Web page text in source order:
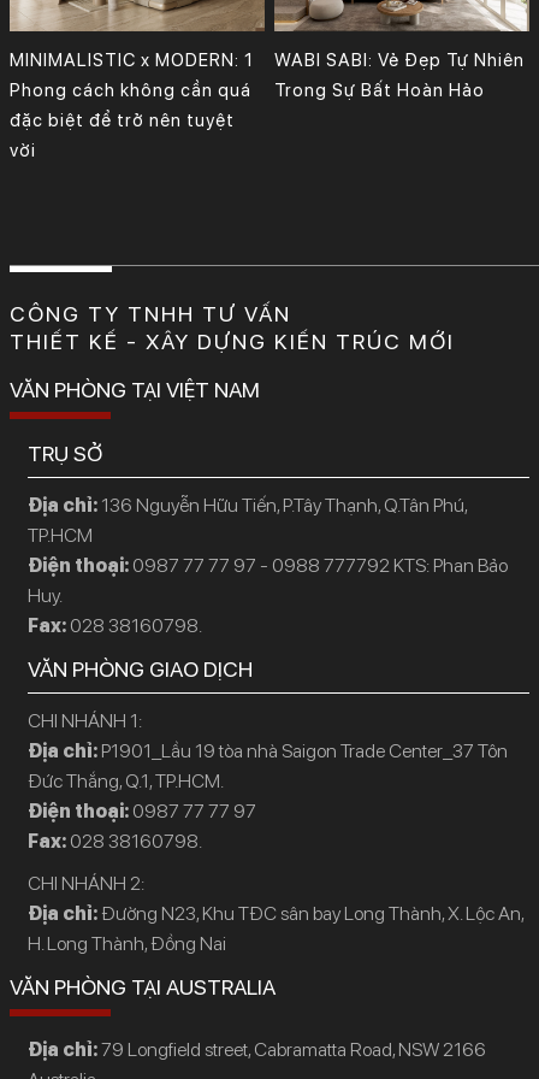
MINIMALISTIC x MODERN: 1
Phong cách không cần quá
đặc biệt để trở nên tuyệt
vời
WABI SABI: Vẻ Đẹp Tự Nhiên
Trong Sự Bất Hoàn Hảo
CÔNG TY TNHH TƯ VẤN
THIẾT KẾ - XÂY DỰNG KIẾN TRÚC MỚI
VĂN PHÒNG TẠI VIỆT NAM
TRỤ SỞ
Địa chỉ: 136 Nguyễn Hữu Tiến, P.Tây Thạnh, Q.Tân Phú,
TP.HCM
Điện thoại: 0987 77 77 97 - 0988 777792 KTS: Phan Bảo
Huy.
Fax: 028 38160798.
VĂN PHÒNG GIAO DỊCH
CHI NHÁNH 1:
Địa chỉ: P1901_Lầu 19 tòa nhà Saigon Trade Center_37 Tôn
Đức Thắng, Q.1, TP.HCM.
Điện thoại: 0987 77 77 97
Fax: 028 38160798.
CHI NHÁNH 2:
Địa chỉ:Đường N23, Khu TĐC sân bay Long Thành, X. Lộc An,
H. Long Thành, Đồng Nai
VĂN PHÒNG TẠI AUSTRALIA
Địa chỉ:79 Longfield street, Cabramatta Road, NSW 2166